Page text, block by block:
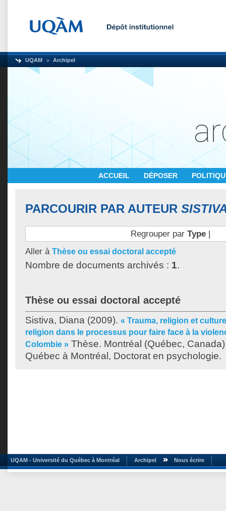
UQAM Archipel
ACCUEIL DÉPOSER
PARCOURIR PAR AUTEUR
Regrouper par Type|
Aller à Thèse ou essai doctoral accepté
Nombre de documents archivés : 1.
Thèse ou essai doctoral accepté
Sistiva, Diana (2009). « Trauma, religion et
religion dans le processus pour faire face à la
Colombie » Thèse. Montréal (Québec,
Québec à Montréal, Doctorat en psychologie.
UQAM - Université du Québec à Montréal Archipel Nous écrire